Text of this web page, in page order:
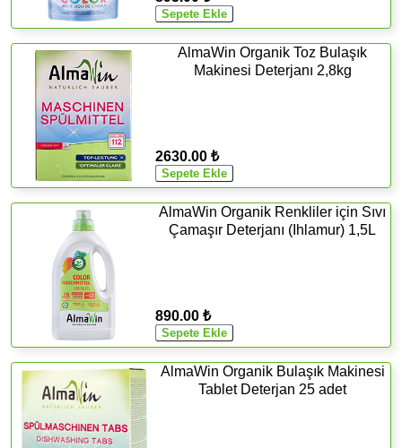
AlmaWin Organik Toz Bulaşık
Makinesi Deterjanı 2,8kg
2630.00 ₺
AlmaWin Organik Renkliler için Sıvı
Çamaşır Deterjanı (Ihlamur) 1,5L
890.00 ₺
AlmaWin Organik Bulaşık Makinesi
Tablet Deterjan 25 adet